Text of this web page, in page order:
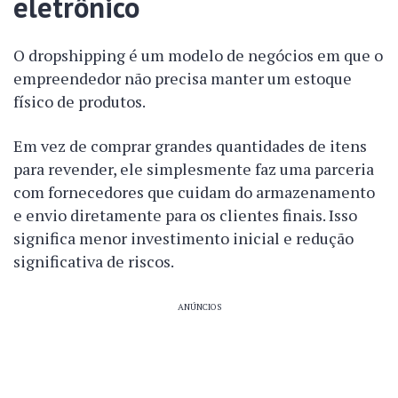
O dropshipping é um modelo de negócios em que o
empreendedor não precisa manter um estoque
físico de produtos.
Em vez de comprar grandes quantidades de itens
para revender, ele simplesmente faz uma parceria
com fornecedores que cuidam do armazenamento
e envio diretamente para os clientes finais. Isso
significa menor investimento inicial e redução
significativa de riscos.
ANÚNCIOS